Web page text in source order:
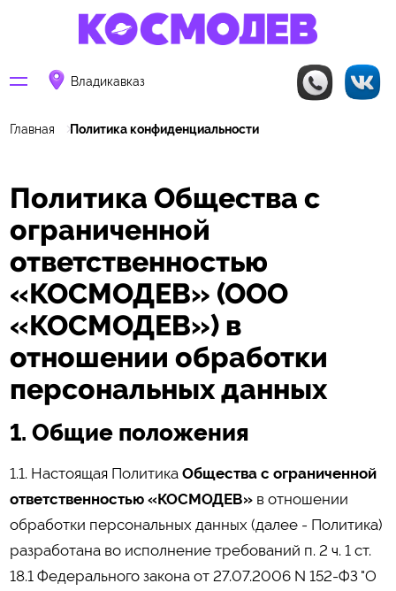
Владикавказ
Главная Политика конфиденциальности
Политика Общества с
ограниченной
ответственностью
«КОСМОДЕВ» (ООО
«КОСМОДЕВ») в
отношении обработки
персональных данных
1. Общие положения
1.1. Настоящая Политика Общества с ограниченной
ответственностью «КОСМОДЕВ»в отношении
обработки персональных данных (далее - Политика)
разработана во исполнение требований п. 2 ч. 1 ст.
18.1 Федерального закона от 27.07.2006 N 152-ФЗ "О